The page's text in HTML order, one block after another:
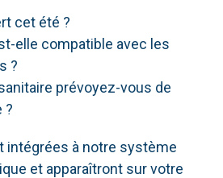
cet été ?
elle compatible avec les
?
prévoyez-vous de
?
intégrées à notre système
et apparaîtront sur votre